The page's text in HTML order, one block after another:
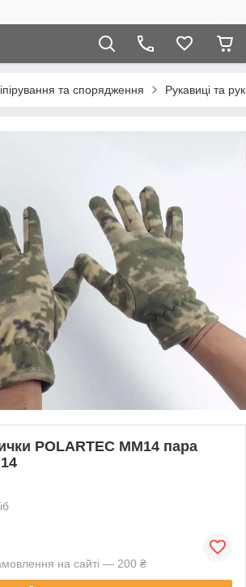
та спорядження Рукавиці та
POLARTEC ММ14 пара
на сайті — 200 ₴